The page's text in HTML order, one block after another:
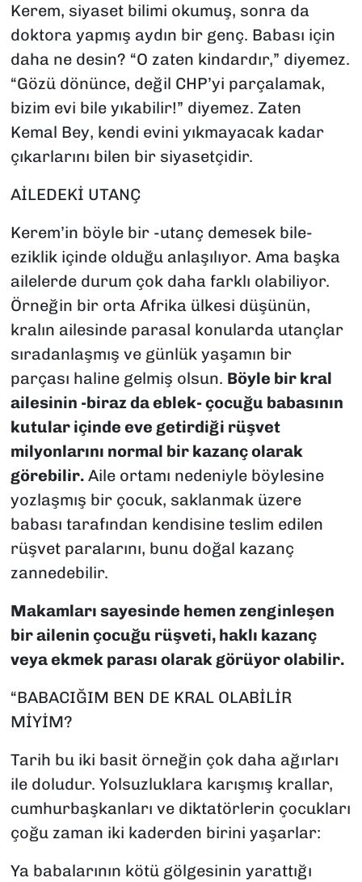
Kerem, siyaset bilimi okumuş, sonra da
doktora yapmış aydın bir genç. Babası için
daha ne desin? “O zaten kindardır,” diyemez.
“Gözü dönünce, değil CHP’yi parçalamak,
bizim evi bile yıkabilir!” diyemez. Zaten
Kemal Bey, kendi evini yıkmayacak kadar
çıkarlarını bilen bir siyasetçidir.
AİLEDEKİ UTANÇ
Kerem’in böyle bir -utanç demesek bile-
eziklik içinde olduğu anlaşılıyor. Ama başka
ailelerde durum çok daha farklı olabiliyor.
Örneğin bir orta Afrika ülkesi düşünün,
kralın ailesinde parasal konularda utançlar
sıradanlaşmış ve günlük yaşamın bir
parçası haline gelmiş olsun. Böyle bir kral
ailesinin -biraz da eblek- çocuğu babasının
kutular içinde eve getirdiği rüşvet
milyonlarını normal bir kazanç olarak
görebilir.Aile ortamı nedeniyle böylesine
yozlaşmış bir çocuk, saklanmak üzere
babası tarafından kendisine teslim edilen
rüşvet paralarını, bunu doğal kazanç
zannedebilir.
Makamları sayesinde hemen zenginleşen
bir ailenin çocuğu rüşveti, haklı kazanç
veya ekmek parası olarak görüyor olabilir.
“BABACIĞIM BEN DE KRAL OLABİLİR
MİYİM?
Tarih bu iki basit örneğin çok daha ağırları
ile doludur. Yolsuzluklara karışmış krallar,
cumhurbaşkanları ve diktatörlerin çocukları
çoğu zaman iki kaderden birini yaşarlar:
Ya babalarının kötü gölgesinin yarattığı